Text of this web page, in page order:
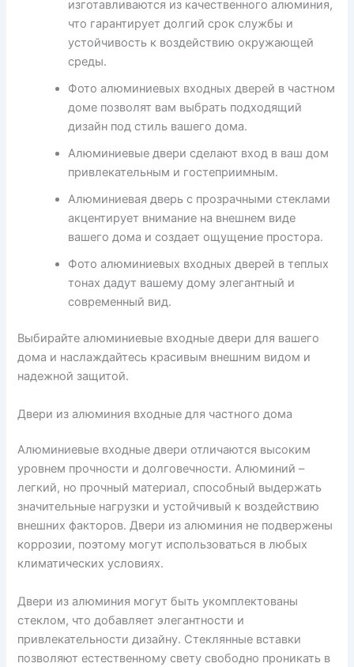
изготавливаются из качественного алюминия,
что гарантирует долгий срок службы и
устойчивость к воздействию окружающей
среды.
Фото алюминиевых входных дверей в частном
доме позволят вам выбрать подходящий
дизайн под стиль вашего дома.
Алюминиевые двери сделают вход в ваш дом
привлекательным и гостеприимным.
Алюминиевая дверь с прозрачными стеклами
акцентирует внимание на внешнем виде
вашего дома и создает ощущение простора.
Фото алюминиевых входных дверей в теплых
тонах дадут вашему дому элегантный и
современный вид.
Выбирайте алюминиевые входные двери для вашего
дома и наслаждайтесь красивым внешним видом и
надежной защитой.
Двери из алюминия входные для частного дома
Алюминиевые входные двери отличаются высоким
уровнем прочности и долговечности. Алюминий –
легкий, но прочный материал, способный выдержать
значительные нагрузки и устойчивый к воздействию
внешних факторов. Двери из алюминия не подвержены
коррозии, поэтому могут использоваться в любых
климатических условиях.
Двери из алюминия могут быть укомплектованы
стеклом, что добавляет элегантности и
привлекательности дизайну. Стеклянные вставки
позволяют естественному свету свободно проникать в